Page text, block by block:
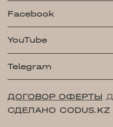
Facebook
YouTube
Telegram
ДОГОВОР ОФЕРТЫ
СДЕЛАНО CODUS.KZ